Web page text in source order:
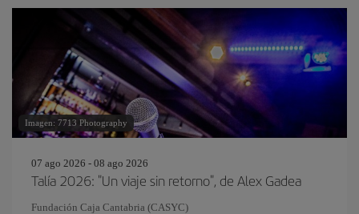
Imagen: 7713 Photography
07 ago 2026 - 08 ago 2026
Talía 2026: "Un viaje sin retorno", de Alex Gadea
Fundación Caja Cantabria (CASYC)